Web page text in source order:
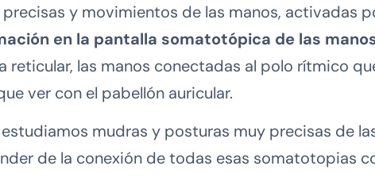
y movimientos de las manos, activadas
en la pantalla somatotópica de las
reticular, las manos conectadas al polo rítmico
ver con el pabellón auricular.
estudiamos mudras y posturas muy precisas de
de la conexión de todas esas somatotopias